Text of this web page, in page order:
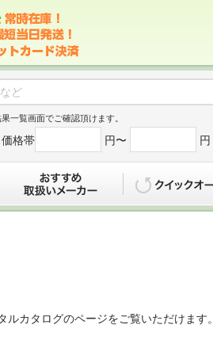
一覧画面でご確認頂けます。
価格帯 円〜 円
カタログのページをご覧いただけます。